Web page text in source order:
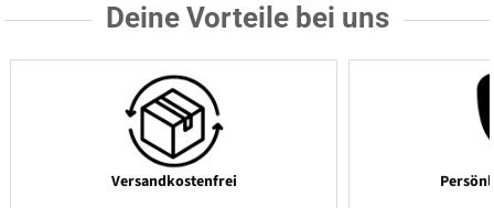
Deine Vorteile bei uns
Versandkostenfrei